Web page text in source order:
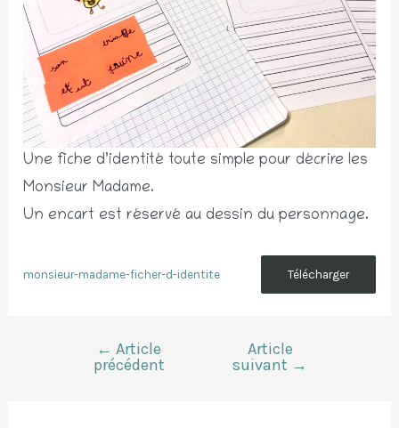
Une fiche d’identité toute simple pour décrire les
Monsieur Madame.
Un encart est réservé au dessin du personnage.
monsieur-madame-ficher-d-identite Télécharger
Navigation
← Article
précédent
Article
suivant →